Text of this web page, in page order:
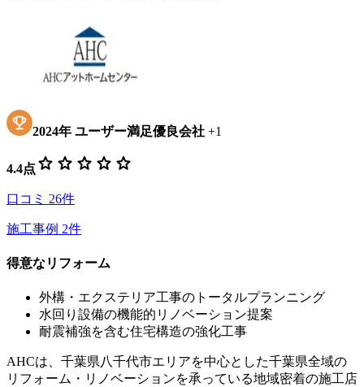
2024年 ユーザー満足優良会社 +1
4.4点 star star star star star
口コミ 26件
施工事例 2件
得意なリフォーム
外構・エクステリア工事のトータルプランニング
水回り設備の機能的リノベーション提案
耐震補強を含む住宅構造の強化工事
AHCは、千葉県八千代市エリアを中心とした千葉県全域の
リフォーム・リノベーションを承っている地域密着の施工店